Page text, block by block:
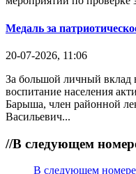
Медаль за
20-07-2026, 11:06
За большой личный вклад
воспитание населения
Барыша, член районной
Васильевич...
//В следующем
В следующем номере